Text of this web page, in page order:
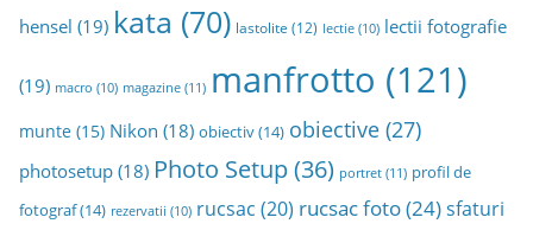
hensel (19) kata (70) lastolite (12) lectie (10) lectii fotografie
(19) macro (10) magazine (11) manfrotto (121)
munte (15) Nikon (18) obiectiv(14) obiective (27)
photosetup (18) Photo Setup(36) portret (11) profil de
fotograf(14) rezervatii (10) rucsac (20) rucsac foto(24)sfaturi